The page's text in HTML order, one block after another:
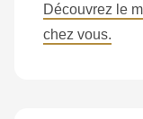
Découvrez le
chez vous.